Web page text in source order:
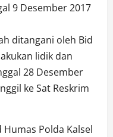
9 Desember 2017
ditangani oleh Bid
lidik dan
28 Desember
ke Sat Reskrim
Polda Kalsel